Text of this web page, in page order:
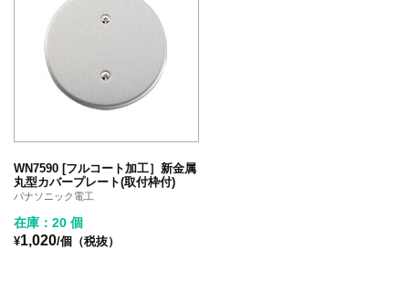
WN7590 [フルコート加工］新金属
丸型カバープレート(取付枠付)
パナソニック電工
在庫：20 個
¥1,020/個（税抜）